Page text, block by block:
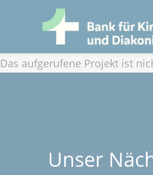
Das aufgerufene Projekt ist
Unser